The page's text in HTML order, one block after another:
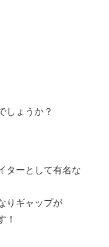
しょうか？
ターとして有名な
りギャップが
！